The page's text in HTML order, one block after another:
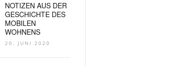
NOTIZEN AUS DER
GESCHICHTE DES
MOBILEN
WOHNENS
20. JUNI 2020